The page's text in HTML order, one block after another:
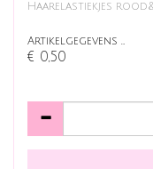
Haarelastiekjes
Artikelgegevens …
€ 0,50